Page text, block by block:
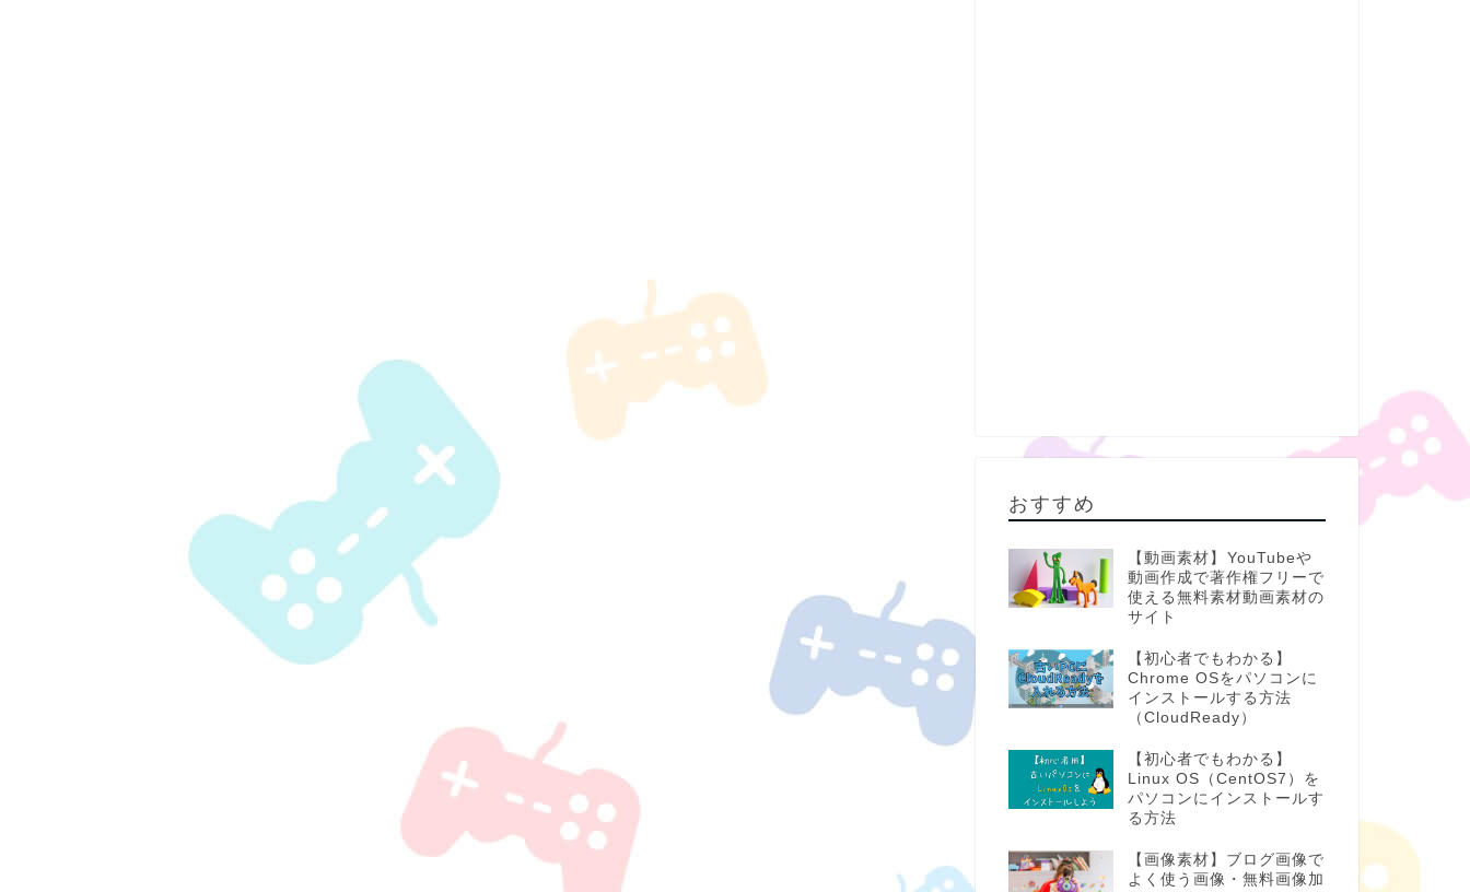
おすすめ
【動画素材】YouTubeや
動画作成で著作権フリーで
使える無料素材動画素材の
サイト
【初心者でもわかる】
Chrome OSをパソコンに
インストールする方法
（CloudReady）
【初心者でもわかる】
Linux OS（CentOS7）を
パソコンにインストールす
る方法
【画像素材】ブログ画像で
よく使う画像・無料画像加